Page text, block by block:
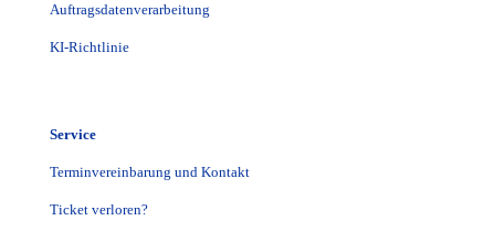
Auftragsdatenverarbeitung
KI-Richtlinie
Service
Terminvereinbarung und Kontakt
Ticket verloren?